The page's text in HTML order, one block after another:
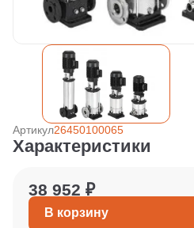
Артикул26450100065
Характеристики
38 952 ₽
В корзину